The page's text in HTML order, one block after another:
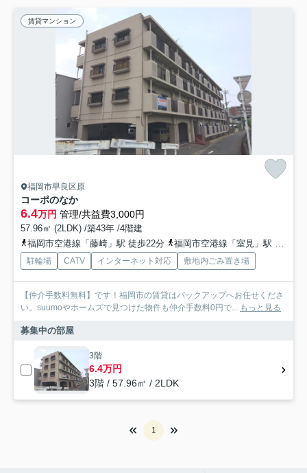
賃貸マンション
福岡市早良区原
コーポのなか
6.4万円 管理/共益費3,000円
57.96㎡ (2LDK) /築43年 /4階建
福岡市空港線「藤崎」駅 徒歩22分
福岡市空港線「室見」駅 徒歩27分
駐輪場 CATV インターネット対応 敷地内ごみ置き場
【仲介手数料無料】です！福岡市の賃貸はバックアップへお任せくださ
い。suumoやホームズで見つけた物件も仲介手数料0円で... もっと見る
募集中の部屋
3階
6.4万円
3階 / 57.96㎡ / 2LDK
1